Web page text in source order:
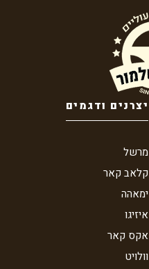
יצרנים ודגמים
מרשל
קלאב קאר
ימאהה
איזיגו
אקס קאר
וולויט